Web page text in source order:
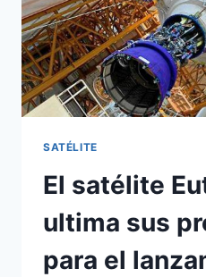
SATÉLITE
El satélite
ultima sus
para el